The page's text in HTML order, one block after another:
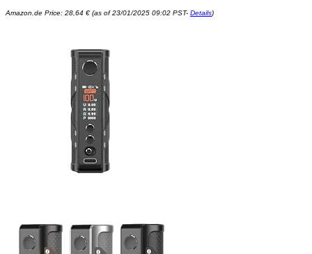
Amazon.de Price: 28,64 € (as of 23/01/2025 09:02 PST- Details)